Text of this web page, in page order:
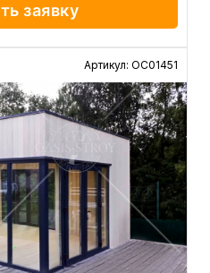
заявку
Артикул: ОС01451